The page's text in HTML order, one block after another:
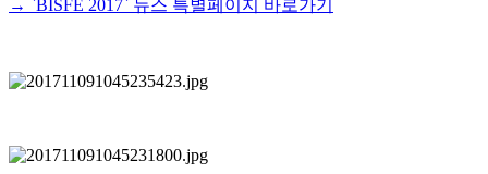
→ `BISFE 2017` 뉴스 특별페이지 바로가기